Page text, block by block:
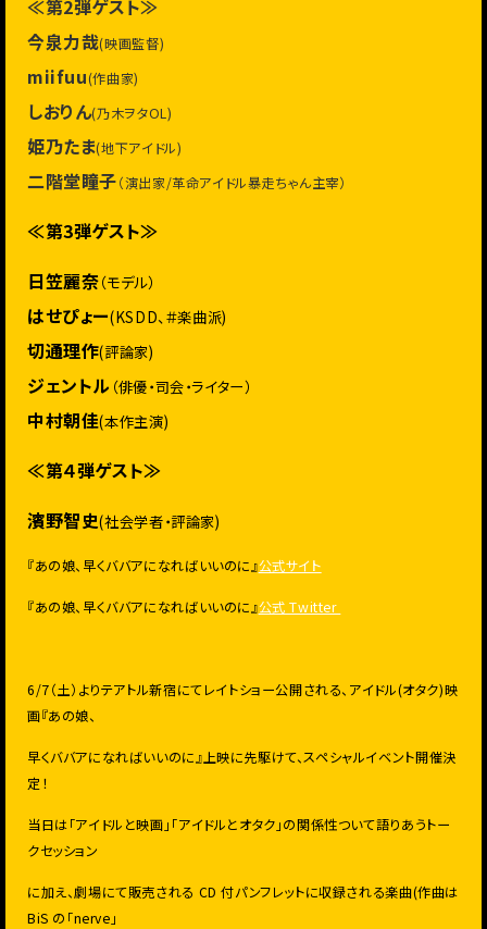
≪第2弾ゲスト≫
今泉力哉(映画監督)
miifuu(作曲家)
しおりん(乃木ヲタOL)
姫乃たま(地下アイドル)
二階堂瞳子（演出家/革命アイドル暴走ちゃん主宰）
≪第3弾ゲスト≫
日笠麗奈（モデル）
はせぴょー(KSDD、＃楽曲派)
切通理作(評論家)
ジェントル （俳優・司会・ライター）
中村朝佳(本作主演)
≪第４弾ゲスト≫
濱野智史(社会学者・評論家)
『あの娘、早くババアになればいいのに』公式サイト
『あの娘、早くババアになればいいのに』公式 Twitter
6/7（土）よりテアトル新宿にてレイトショー公開される、アイドル(オタク)映
画『あの娘、
早くババアになればいいのに』上映に先駆けて、スペシャルイベント開催決
定！
当日は「アイドルと映画」「アイドルとオタク」の関係性ついて語りあうトー
クセッション
に加え、劇場にて販売される CD 付パンフレットに収録される楽曲(作曲は
BiS の「nerve」